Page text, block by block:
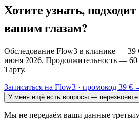
Хотите узнать,
вашим глазам?
Обследование Flow3 в клинике — 39
июня 2026. Продолжительность —
Тарту.
Записаться на Flow3 · промокод 39 €
У меня ещё есть вопросы —
Мы не передаём ваши данные